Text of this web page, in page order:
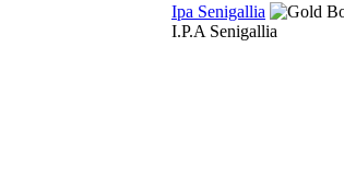
Ipa Senigallia
I.P.A Senigallia